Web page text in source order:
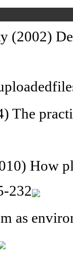
(2002)
The
How
232
as